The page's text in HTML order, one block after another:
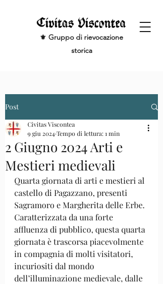
⚜️ Gruppo di rievocazione
storica
Post
2 Giugno 2024 Arti e
Mestieri medievali
Civitas Viscontea
9 giu 2024Tempo di lettura: 1 min
Quarta giornata di arti e mestieri al
castello di Pagazzano, presenti
Sagramoro e Margherita delle Erbe.
Caratterizzata da una forte
affluenza di pubblico, questa quarta
giornata è trascorsa piacevolmente
in compagnia di molti visitatori,
incuriositi dal mondo
dell’illuminazione medievale, dalle